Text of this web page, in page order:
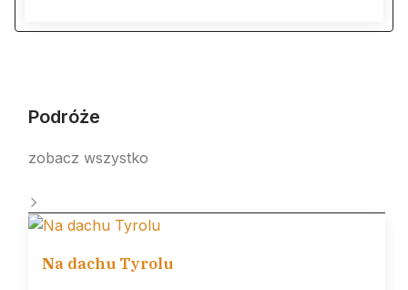
Podróże
zobacz wszystko
Na dachu Tyrolu